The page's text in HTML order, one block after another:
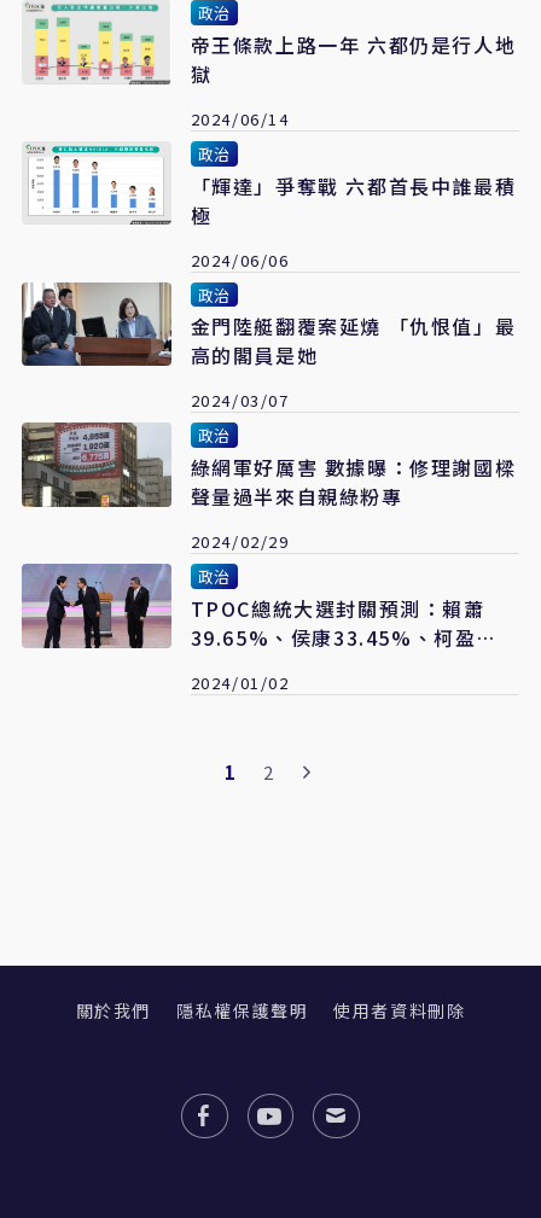
政治
帝王條款上路一年 六都仍是行人地
獄
2024/06/14
政治
「輝達」爭奪戰 六都首長中誰最積
極
2024/06/06
政治
金門陸艇翻覆案延燒 「仇恨值」最
高的閣員是她
2024/03/07
政治
綠網軍好厲害 數據曝：修理謝國樑
聲量過半來自親綠粉專
2024/02/29
政治
TPOC總統大選封關預測：賴蕭
39.65%、侯康33.45%、柯盈
2024/01/02
1 2
關於我們 隱私權保護聲明 使用者資料刪除